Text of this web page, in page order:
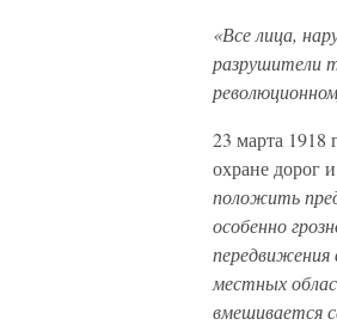
«Все лица,
разрушители
23 марта
охране дорог
положить
особенно
передвижения
местных
вмешивается